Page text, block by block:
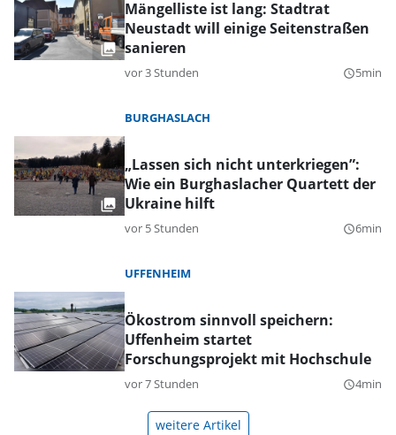
Mängelliste ist lang: Stadtrat
Neustadt will einige Seitenstraßen
sanieren
vor 3 Stunden query_builder5min
BURGHASLACH
„Lassen sich nicht unterkriegen”:
Wie ein Burghaslacher Quartett der
Ukraine hilft
vor 5 Stunden query_builder6min
UFFENHEIM
Ökostrom sinnvoll speichern:
Uffenheim startet
Forschungsprojekt mit Hochschule
vor 7 Stunden query_builder4min
weitere Artikel